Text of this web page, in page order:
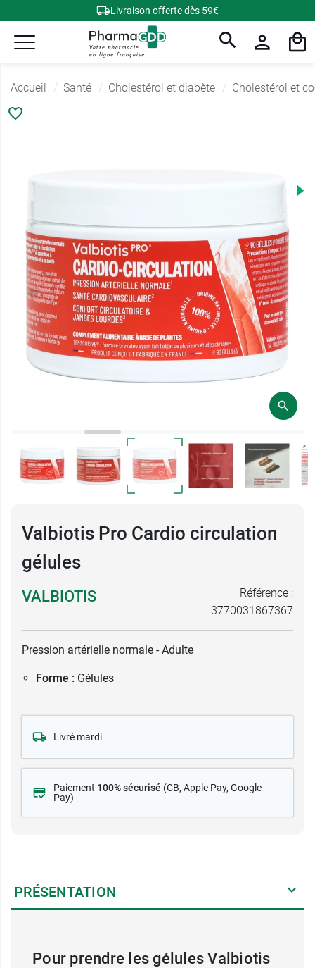
Livraison offerte dès 59€
Accueil Santé Cholestérol et diabète Cholestérol et
Valbiotis Pro Cardio circulation
gélules
VALBIOTIS
Référence :
3770031867367
Pression artérielle normale - Adulte
Forme : Gélules
Livré mardi
Paiement 100% sécurisé (CB, Apple Pay, Google
Pay)
PRÉSENTATION
Pour prendre les gélules Valbiotis